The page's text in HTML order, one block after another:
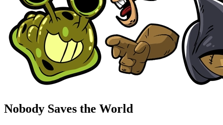
Nobody Saves the World